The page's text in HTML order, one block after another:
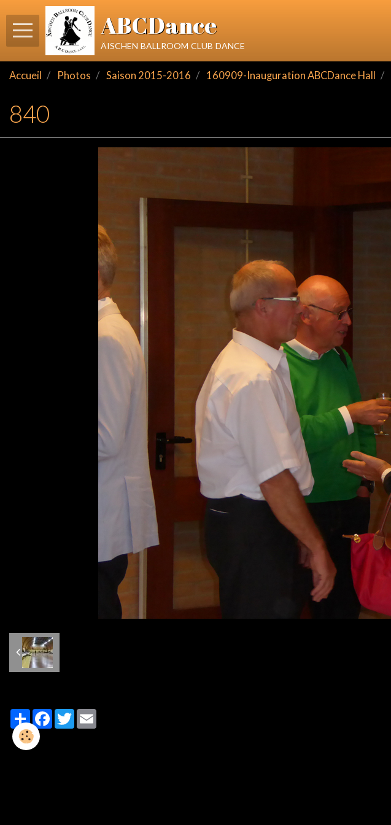
ABCDance
äischen ballroom club dance
Accueil Photos Saison 2015-2016 160909-Inauguration ABCDance Hall
840
PartagerFacebook
Twitter